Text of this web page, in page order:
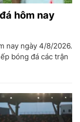
hôm nay
nay ngày 4/8/2026.
bóng đá các trận